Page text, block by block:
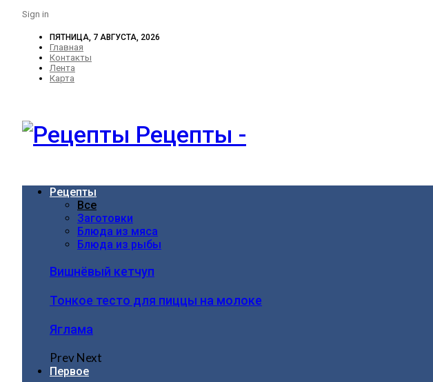
Sign in
ПЯТНИЦА, 7 АВГУСТА, 2026
Главная
Контакты
Лента
Карта
Рецепты -
Рецепты
Все
Заготовки
Блюда из мяса
Блюда из рыбы
Вишнёвый кетчуп
Тонкое тесто для пиццы на молоке
Яглама
PrevNext
Первое